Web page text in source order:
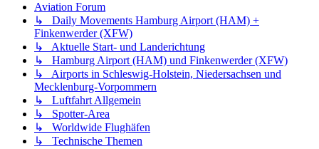
Aviation Forum
↳ Daily Movements Hamburg Airport (HAM) +
Finkenwerder (XFW)
↳ Aktuelle Start- und Landerichtung
↳ Hamburg Airport (HAM) und Finkenwerder (XFW)
↳ Airports in Schleswig-Holstein, Niedersachsen und
Mecklenburg-Vorpommern
↳ Luftfahrt Allgemein
↳ Spotter-Area
↳ Worldwide Flughäfen
↳ Technische Themen